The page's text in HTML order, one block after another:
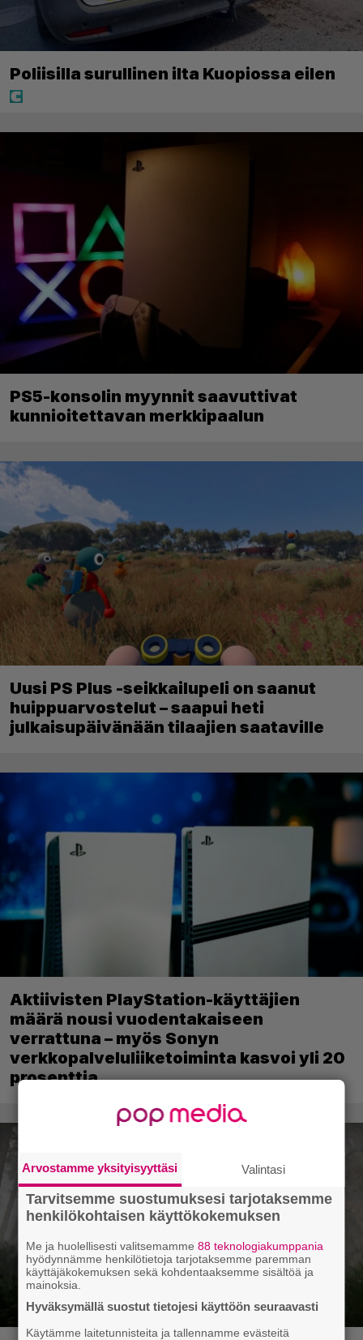
Poliisilla surullinen ilta Kuopiossa eilen
PS5-konsolin myynnit saavuttivat
kunnioitettavan merkkipaalun
Uusi PS Plus -seikkailupeli on saanut
huippuarvostelut – saapui heti
julkaisupäivänään tilaajien saataville
Aktiivisten PlayStation-käyttäjien
määrä nousi vuodentakaiseen
verrattuna – myös Sonyn
verkkopalveluliiketoiminta kasvoi yli 20
prosenttia
Arvostamme yksityisyyttäsi Valintasi
Tarvitsemme suostumuksesi tarjotaksemme
henkilökohtaisen käyttökokemuksen
Me ja huolellisesti valitsemamme88 teknologiakumppania
hyödynnämme henkilötietoja tarjotaksemme paremman
käyttäjäkokemuksen sekä kohdentaaksemme sisältöä ja
mainoksia.
Hyväksymällä suostut tietojesi käyttöön seuraavasti
Käytämme laitetunnisteita ja tallennamme evästeitä